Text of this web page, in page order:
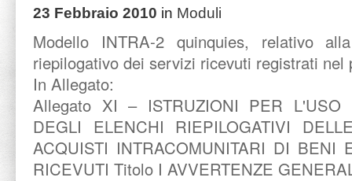
23 Febbraio 2010 in Moduli
Modello INTRA-2 quinquies, relativo
riepilogativo dei servizi ricevuti registrati nel
In Allegato:
Allegato XI – ISTRUZIONI PER L'USO
DEGLI ELENCHI RIEPILOGATIVI
ACQUISTI INTRACOMUNITARI DI
RICEVUTI Titolo I AVVERTENZE